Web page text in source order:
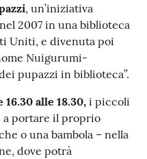
, un’iniziativa
2007 in una biblioteca
Uniti, e divenuta poi
Nuigurumi-
pupazzi in biblioteca”.
alle 18.30, i piccoli
portare il proprio
o una bambola – nella
dove potrà